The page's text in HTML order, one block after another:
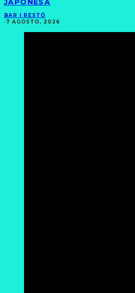
JAPONESA
BAR | RESTÓ
·7 AGOSTO, 2026